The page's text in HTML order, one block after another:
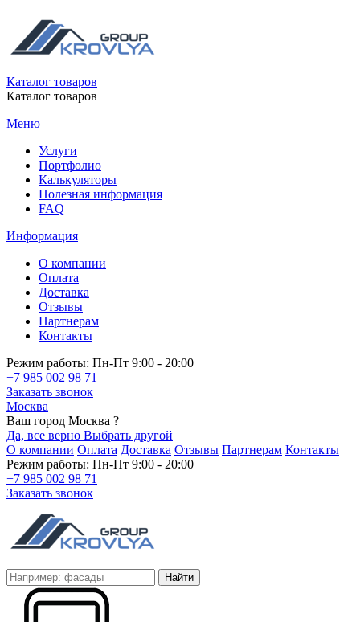
Каталог товаров
Каталог товаров
Меню
Услуги
Портфолио
Калькуляторы
Полезная информация
FAQ
Информация
О компании
Оплата
Доставка
Отзывы
Партнерам
Контакты
Режим работы: Пн-Пт 9:00 - 20:00
+7 985 002 98 71
Заказать звонок
Москва
Ваш город Москва ?
Да, все верно Выбрать другой
О компании Оплата Доставка Отзывы Партнерам Контакты
Режим работы: Пн-Пт 9:00 - 20:00
+7 985 002 98 71
Заказать звонок
Найти